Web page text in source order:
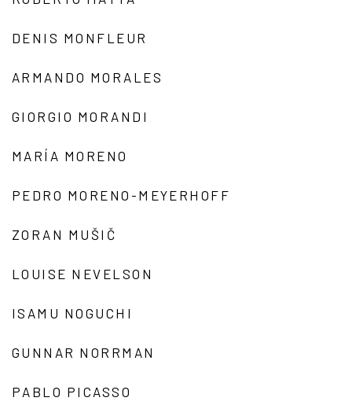
DENIS MONFLEUR
ARMANDO MORALES
GIORGIO MORANDI
MARÍA MORENO
PEDRO MORENO-MEYERHOFF
ZORAN MUŠIČ
LOUISE NEVELSON
ISAMU NOGUCHI
GUNNAR NORRMAN
PABLO PICASSO